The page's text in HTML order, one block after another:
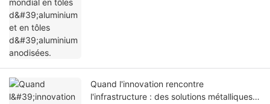
Quand l'innovation rencontre
l'infrastructure : des solutions métalliques